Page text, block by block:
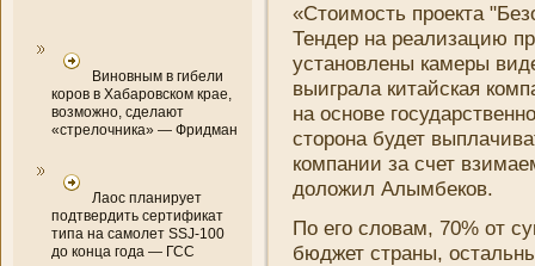
Виновным в гибели
коров в Хабаровском крае,
возможно, сделают
«стрелочника» — Фридман
Лаос планирует
подтвердить сертификат
типа на самолет SSJ-100
до конца года — ГСС
«Стоимость проекта
Тендер на реализацию
установлены камеры
выиграла китайская
на основе
сторона будет
компани­и за счет
доложил Алымбеков.
По его словам, 70% от
бюджет страны,